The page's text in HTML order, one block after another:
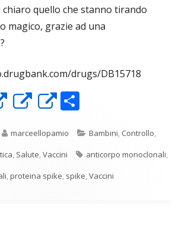
quello che stanno tirando
magico, grazie ad una
drugs/DB15718
Apre
una
nuova
finestra
Apre
una
nuova
finestra
Apre
una
nuova
finestra
n
di
vi
Autore
marceellopamio Categorie
Bambini, Controllo,
, Salute,Vaccini Tag
anticorpo monoclonali,
,proteina spike, spike,Vaccini